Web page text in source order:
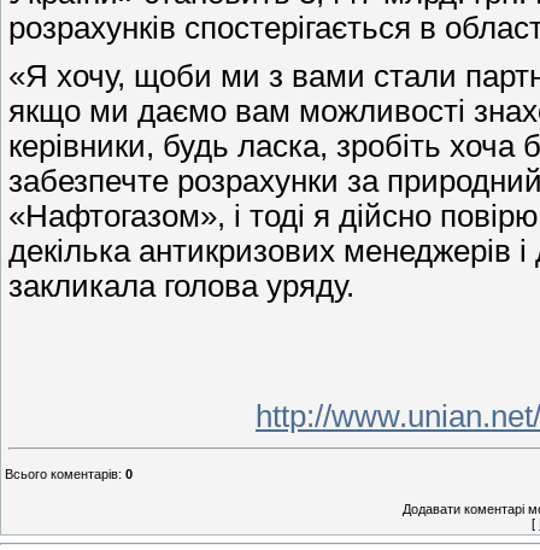
розрахунків спостерігається в
«Я хочу, щоби ми з вами стали
якщо ми даємо вам можливості
керівники, будь ласка, зробіть
забезпечте розрахунки за
«Нафтогазом», і тоді я дійсно
декілька антикризових менеджерів
закликала голова уряду.
http://
Всього коментарів: 0
Додавати коментарі
[